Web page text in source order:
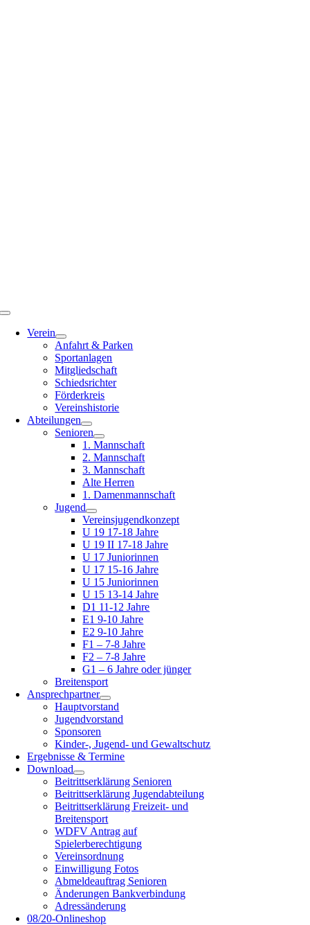
Toggle
NavigationVerein
Anfahrt & Parken
Sportanlagen
Mitgliedschaft
Schiedsrichter
Förderkreis
Vereinshistorie
Abteilungen
Senioren
1. Mannschaft
2. Mannschaft
3. Mannschaft
Alte Herren
1. Damenmannschaft
Jugend
Vereinsjugendkonzept
U 19 17-18 Jahre
U 19 II 17-18 Jahre
U 17 Juniorinnen
U 17 15-16 Jahre
U 15 Juniorinnen
U 15 13-14 Jahre
D1 11-12 Jahre
E1 9-10 Jahre
E2 9-10 Jahre
F1 – 7-8 Jahre
F2 – 7-8 Jahre
G1 – 6 Jahre oder jünger
Breitensport
Ansprechpartner
Hauptvorstand
Jugendvorstand
Sponsoren
Kinder-, Jugend- und Gewaltschutz
Ergebnisse & Termine
Download
Beitrittserklärung Senioren
Beitrittserklärung Jugendabteilung
Beitrittserklärung Freizeit- und
Breitensport
WDFV Antrag auf
Spielerberechtigung
Vereinsordnung
Einwilligung Fotos
Abmeldeauftrag Senioren
Änderungen Bankverbindung
Adressänderung
08/20-Onlineshop